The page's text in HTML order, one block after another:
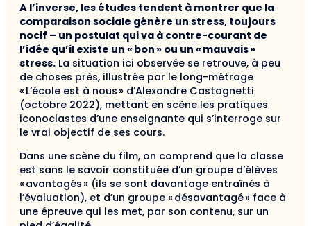
A l’inverse, les études tendent à montrer que la
comparaison sociale génère un stress, toujours
nocif – un postulat qui va à contre-courant de
l’idée qu’il existe un « bon » ou un « mauvais »
stress. La situation ici observée se retrouve, à peu
de choses près, illustrée par le long-métrage
« L’école est à nous » d’Alexandre Castagnetti
(octobre 2022), mettant en scène les pratiques
iconoclastes d’une enseignante qui s’interroge sur
le vrai objectif de ses cours.
Dans une scène du film, on comprend que la classe
est sans le savoir constituée d’un groupe d’élèves
« avantagés » (ils se sont davantage entraînés à
l’évaluation), et d’un groupe « désavantagé » face à
une épreuve qui les met, par son contenu, sur un